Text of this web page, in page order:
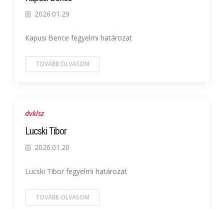
2026.01.29
Kapusi Bence fegyelmi határozat
TOVÁBB OLVASOM
dvklsz
Lucski Tibor
2026.01.20
Lucski Tibor fegyelmi határozat
TOVÁBB OLVASOM